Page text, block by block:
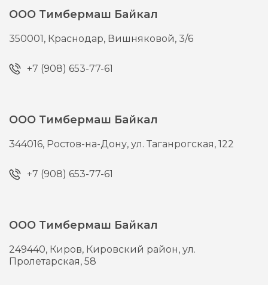
ООО Тимбермаш Байкал
350001, Краснодар, Вишняковой, 3/6
+7 (908) 653-77-61
ООО Тимбермаш Байкал
344016, Ростов-на-Дону,ул. Таганрогская, 122
+7 (908) 653-77-61
ООО Тимбермаш Байкал
249440, Киров, Кировский район, ул.
Пролетарская, 58